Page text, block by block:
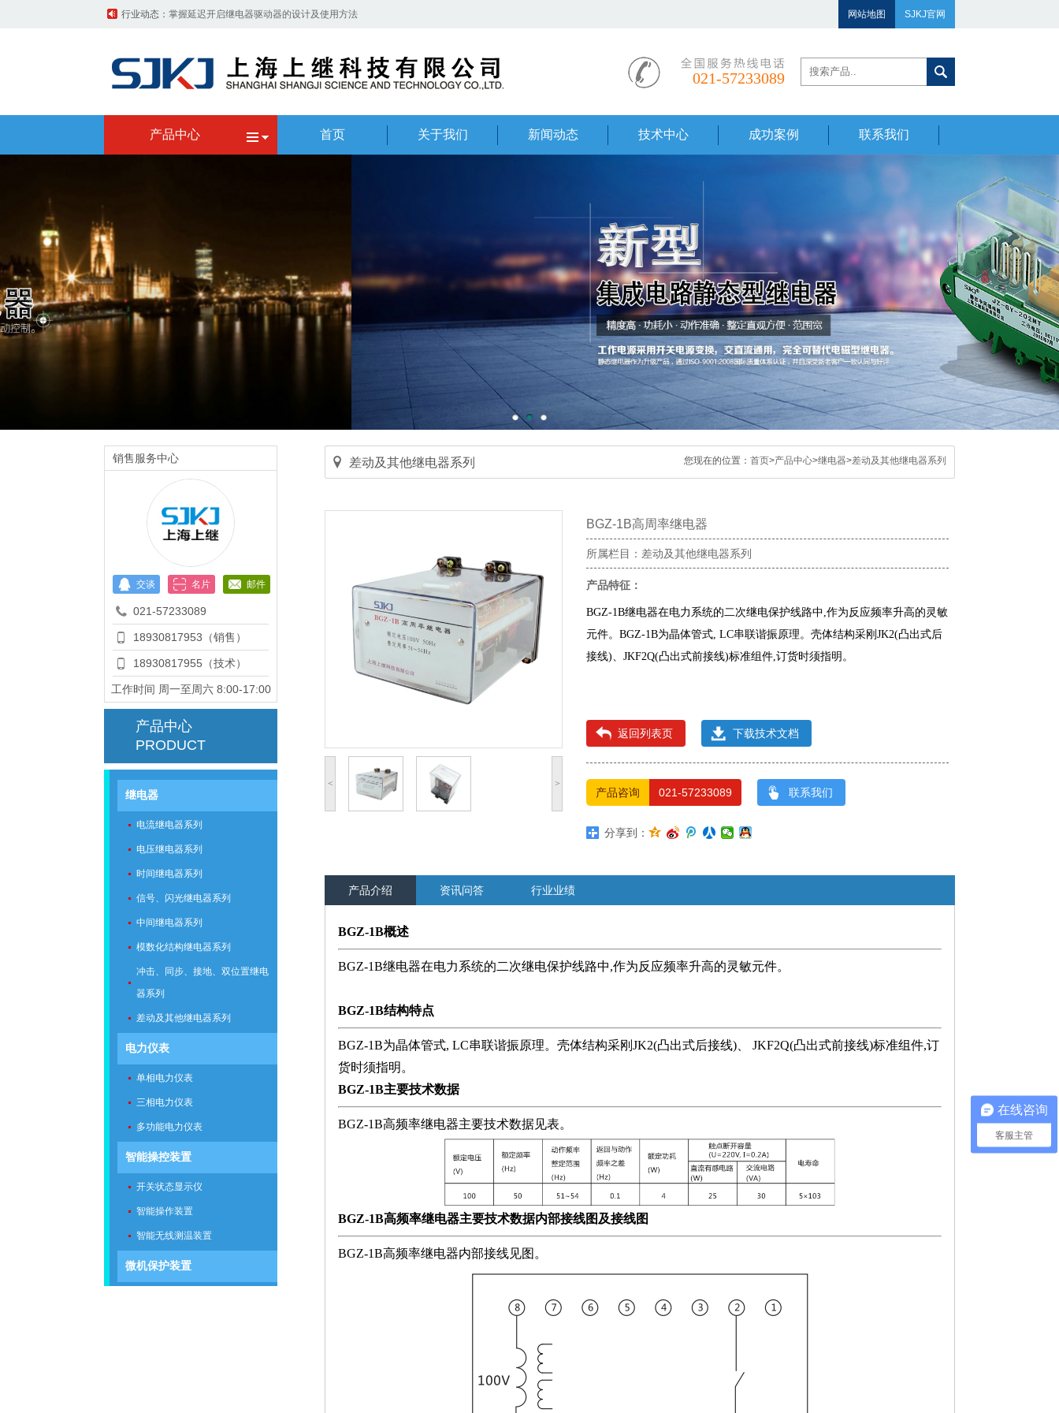
网站地图 SJKJ官网
行业动态： 异步电动机速度继电器反接制动控制电路
继电器触点的认识和理解
启动继电器的作用_电磁继电器工作原理
电压继电器在电路中起什么作用？
中间继电器在使用过程中有哪些用途
配电柜型号大全及配电柜配电柜型号标示说明
什么是智能配电柜，它的优点都有哪些
021-57233089
产品中心 首页 关于我们 新闻动态 技术中心 成功案例 联系我们
销售服务中心
交谈 名片 邮件
021-57233089
18930817953（销售）
18930817955（技术）
工作时间 周一至周六 8:00-17:00
产品中心
PRODUCT
继电器
电流继电器系列
电压继电器系列
时间继电器系列
信号、闪光继电器系列
中间继电器系列
模数化结构继电器系列
冲击、同步、接地、双位置继电
器系列
差动及其他继电器系列
电力仪表
单相电力仪表
三相电力仪表
多功能电力仪表
智能操控装置
开关状态显示仪
智能操作装置
智能无线测温装置
微机保护装置
您现在的位置： 首页>产品中心>继电器>差动及其他继电器系列
差动及其他继电器系列
< >
BGZ-1B高周率继电器
所属栏目：差动及其他继电器系列
产品特征：
BGZ-1B继电器在电力系统的二次继电保护线路中,作为反应频率升高的灵敏
元件。BGZ-1B为晶体管式, LC串联谐振原理。壳体结构采刚JK2(凸出式后
接线)、JKF2Q(凸出式前接线)标准组件,订货时须指明。
返回列表页 下载技术文档
产品咨询 021-57233089 联系我们
分享到：
产品介绍 资讯问答 行业业绩
BGZ-1B概述
BGZ-1B继电器在电力系统的二次继电保护线路中,作为反应频率升高的灵敏元件。
BGZ-1B结构特点
BGZ-1B为晶体管式, LC串联谐振原理。壳体结构采刚JK2(凸出式后接线)、 JKF2Q(凸出式前接线)标准组件,订
货时须指明。
BGZ-1B主要技术数据
BGZ-1B高频率继电器主要技术数据见表。
BGZ-1B高频率继电器主要技术数据内部接线图及接线图
BGZ-1B高频率继电器内部接线见图。
在线咨询
客服主管